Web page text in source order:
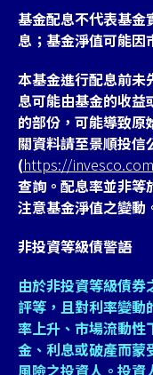
基金配息不代表基金
息；基金淨值可能因
本基金進行配息前未
息可能由基金的收益
的部份，可能導致原
關資料請至景順投信
(https://
查詢。配息率並非等
注意基金淨值之變動
非投資等級債警語
由於非投資等級債
評等，且對利率變動
率上升、市場流動性
金、利息或破產而蒙
風險之投資人。投